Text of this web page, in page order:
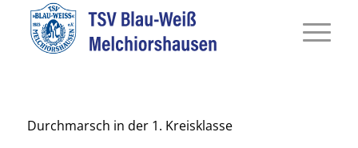
Durchmarsch in der 1. Kreisklasse